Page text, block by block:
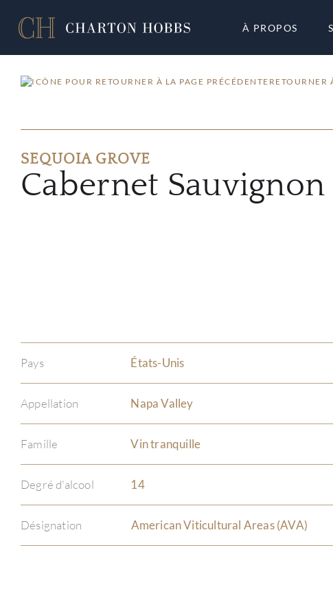
À PROPOS
RETOURNER
SEQUOIA GROVE
Cabernet Sauvignon
Pays États-Unis
Appellation Napa Valley
Famille Vin tranquille
Degré d'alcool 14
Désignation American Viticultural Areas (AVA)